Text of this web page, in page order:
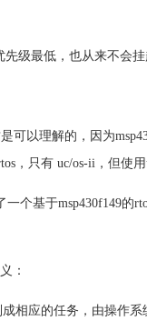
级最低，也从来不会挂
可以理解的，因为
，只有 uc/os-ii，但使
个基于msp430f149的
：
相应的任务，由操作